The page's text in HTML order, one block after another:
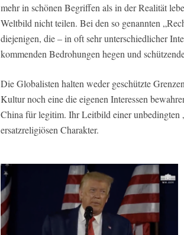
mehr in schönen Begriffen als in der Realität
Weltbild nicht teilen. Bei den so genannten
diejenigen, die – in oft sehr unterschiedlicher
kommenden Bedrohungen hegen und
Die Globalisten halten weder geschützte
Kultur noch eine die eigenen Interessen
China für legitim. Ihr Leitbild einer unbedingten
ersatzreligiösen Charakter.